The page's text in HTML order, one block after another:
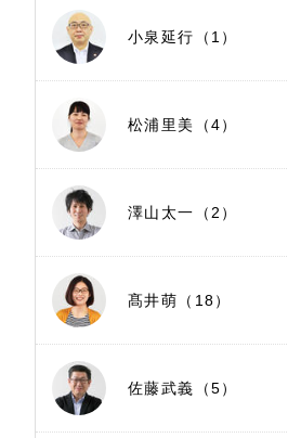
小泉延行（1）
松浦里美（4）
澤山太一（2）
髙井萌（18）
佐藤武義（5）